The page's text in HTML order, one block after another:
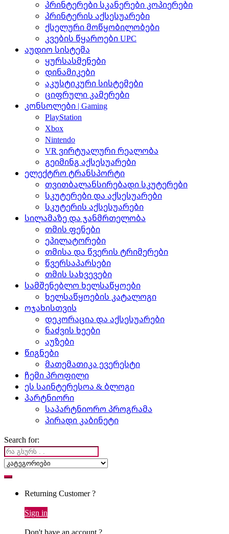
პრინტერები სკანერები კოპიერები
პრინტერის აქსესუარები
ქსელური მოწყობილობები
კვების წყაროები UPC
აუდიო სისტემა
ყურსასმენები
დინამიკები
აკუსტიკური სისტემები
ციფრული კამერები
კონსოლები | Gaming
PlayStation
Xbox
Nintendo
VR ვირტუალური რეალობა
გეიმინგ აქსესუარები
ელექტრო ტრანსპორტი
თვითბალანსირებადი სკუტერები
სკუტერები და აქსესუარები
სკუტერის აქსესუარები
სილამაზე და ჯანმრთელობა
თმის ფენები
ეპილატორები
თმისა და წვერის ტრიმერები
წვერსაპარსები
თმის სახვევები
სამშენებლო ხელსაწყოები
ხელსაწყოების კატალოგი
ოჯახისთვის
დეკორაცია და აქსესუარები
ნაძვის ხეები
აუზები
წიგნები
მათემათიკა ევერესტი
ჩემი პროფილი
ეს საინტერესოა & ბლოგი
პარტნიორი
საპარტნიორო პროგრამა
პირადი კაბინეტი
Search for:
Returning Customer ?
Sign in